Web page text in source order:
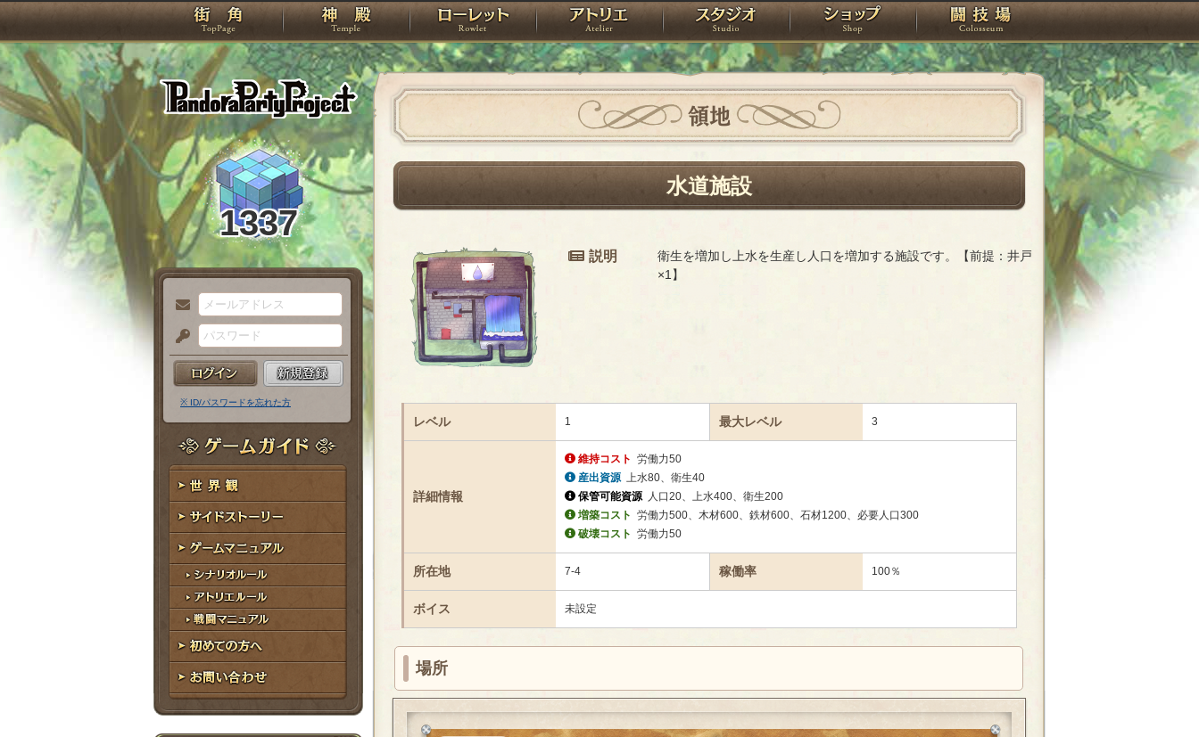
PandoraPartyProject
TOP 神殿 ローレット アトリエ スタジオ ショップ 闘技場
1337
メ
ー
ル
ア
ド
レ
ス
パ
ス
ー
ド
※ ID/パスワードを忘れた方
ゲームガイド
世界観
サイドストーリー
ゲームマニュアル
シナリオルール
アトリエルール
戦闘マニュアル
初めての方へ
お問い合わせ
領地
水道施設
説明
衛生を増加し上水を生産し人口を増加する施設です。【前提：井戸
×1】
レベル 1 最大レベル 3
詳細情報
維持コスト 労働力50
産出資源 上水80、衛生40
保管可能資源
人口20、上水400、衛生200
増築コスト 労働力500、木材600、鉄材600、石材1200、必要人口300
破壊コスト 労働力50
所在地 7-4 稼働率 100％
ボイス 未設定
場所